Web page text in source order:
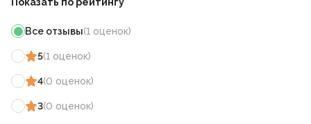
Все отзывы(1 оценок)
5(1 оценок)
4(0 оценок)
3(0 оценок)